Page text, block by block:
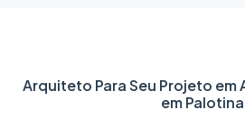
Arquiteto Para Seu Projeto em
em Palotina